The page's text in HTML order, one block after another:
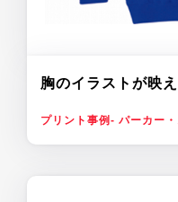
胸のイラストが映
プリント事例- パーカー